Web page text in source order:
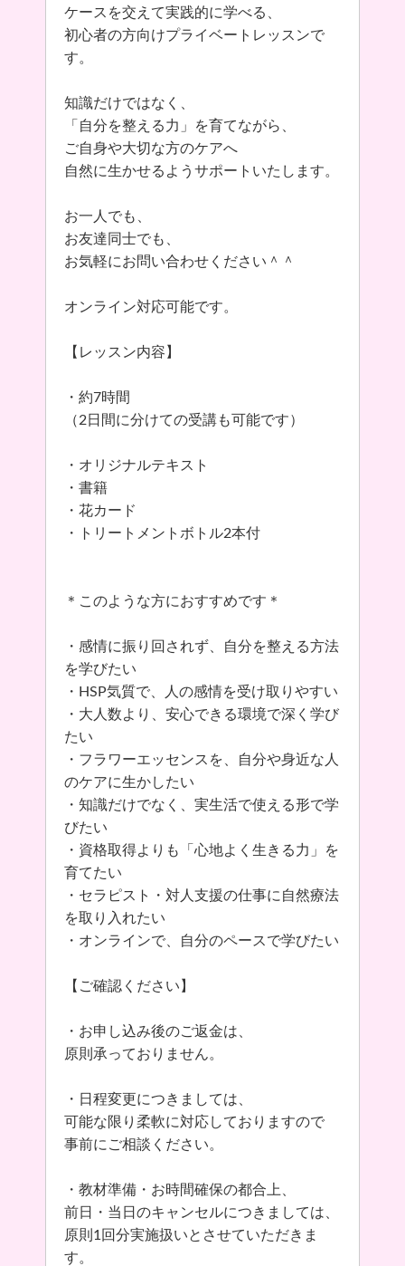
ケースを交えて実践的に学べる、
初心者の方向けプライベートレッスンで
す。
知識だけではなく、
「自分を整える力」を育てながら、
ご自身や大切な方のケアへ
自然に生かせるようサポートいたします。
お一人でも、
お友達同士でも、
お気軽にお問い合わせください＾＾
オンライン対応可能です。
【レッスン内容】
・約7時間
（2日間に分けての受講も可能です）
・オリジナルテキスト
・書籍
・花カード
・トリートメントボトル2本付
＊このような方におすすめです＊
・感情に振り回されず、自分を整える方法
を学びたい
・HSP気質で、人の感情を受け取りやすい
・大人数より、安心できる環境で深く学び
たい
・フラワーエッセンスを、自分や身近な人
のケアに生かしたい
・知識だけでなく、実生活で使える形で学
びたい
・資格取得よりも「心地よく生きる力」を
育てたい
・セラピスト・対人支援の仕事に自然療法
を取り入れたい
・オンラインで、自分のペースで学びたい
【ご確認ください】
・お申し込み後のご返金は、
原則承っておりません。
・日程変更につきましては、
可能な限り柔軟に対応しておりますので
事前にご相談ください。
・教材準備・お時間確保の都合上、
前日・当日のキャンセルにつきましては、
原則1回分実施扱いとさせていただきま
す。